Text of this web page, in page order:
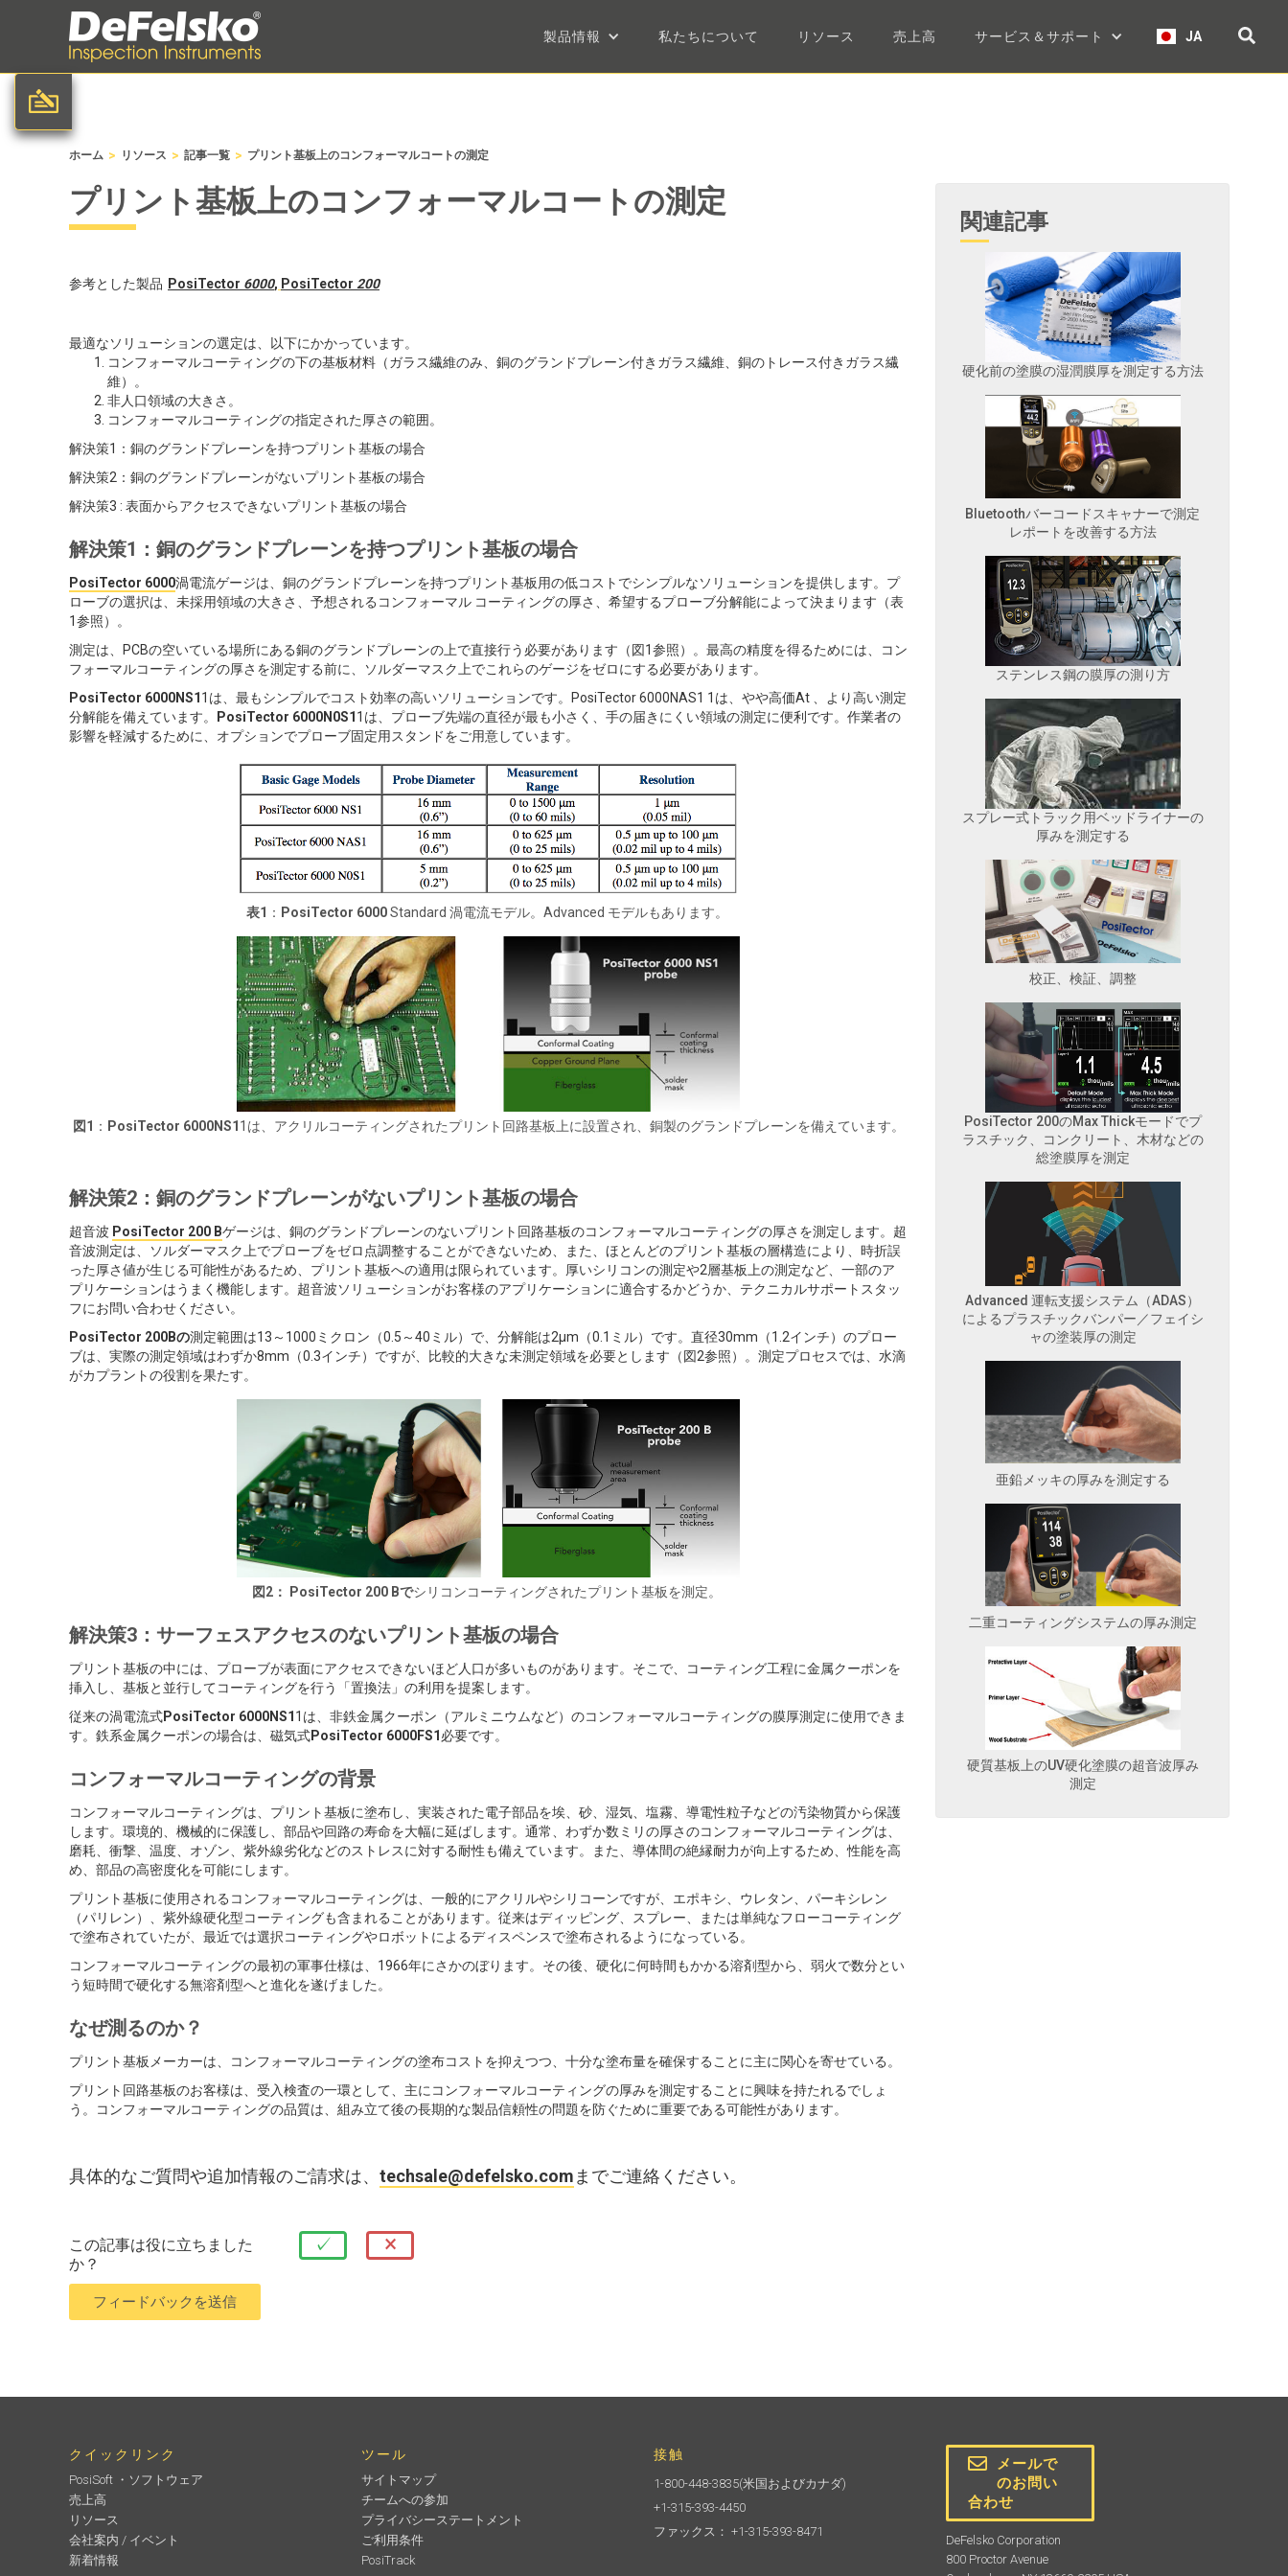
製品情報 私たちについて リソース 売上高 サービス＆サポート JA
ホーム > リソース > 記事一覧 > プリント基板上のコンフォーマルコートの測定
プリント基板上のコンフォーマルコートの測定
参考とした製品 PosiTector 6000, PosiTector 200
最適なソリューションの選定は、以下にかかっています。
コンフォーマルコーティングの下の基板材料（ガラス繊維のみ、銅のグランドプレーン付きガラス繊維、銅のトレース付きガラス繊
維）。
非人口領域の大きさ。
コンフォーマルコーティングの指定された厚さの範囲。
解決策1：銅のグランドプレーンを持つプリント基板の場合
解決策2：銅のグランドプレーンがないプリント基板の場合
解決策3 : 表面からアクセスできないプリント基板の場合
解決策1：銅のグランドプレーンを持つプリント基板の場合
PosiTector 6000渦電流ゲージは、銅のグランドプレーンを持つプリント基板用の低コストでシンプルなソリューションを提供します。プ
ローブの選択は、未採用領域の大きさ、予想されるコンフォーマル コーティングの厚さ、希望するプローブ分解能によって決まります（表
1参照）。
測定は、PCBの空いている場所にある銅のグランドプレーンの上で直接行う必要があります（図1参照）。最高の精度を得るためには、コン
フォーマルコーティングの厚さを測定する前に、ソルダーマスク上でこれらのゲージをゼロにする必要があります。
PosiTector 6000NS1 1は、最もシンプルでコスト効率の高いソリューションです。PosiTector 6000NAS1 1は、やや高価At 、より高い測定
分解能を備えています。
PosiTector 6000N0S1 1は、プローブ先端の直径が最も小さく、手の届きにくい領域の測定に便利です。作業者の
影響を軽減するために、オプションでプローブ固定用スタンドをご用意しています。
表1 ： PosiTector 6000Standard 渦電流モデル。Advanced モデルもあります。
図1 ： PosiTector 6000NS1 1は、アクリルコーティングされたプリント回路基板上に設置され、銅製のグランドプレーンを備えています。
解決策2：銅のグランドプレーンがないプリント基板の場合
超音波 PosiTector 200 Bゲージは、銅のグランドプレーンのないプリント回路基板のコンフォーマルコーティングの厚さを測定します。超
音波測定は、ソルダーマスク上でプローブをゼロ点調整することができないため、また、ほとんどのプリント基板の層構造により、時折誤
った厚さ値が生じる可能性があるため、プリント基板への適用は限られています。厚いシリコンの測定や2層基板上の測定など、一部のア
プリケーションはうまく機能します。超音波ソリューションがお客様のアプリケーションに適合するかどうか、テクニカルサポートスタッ
フにお問い合わせください。
PosiTector 200Bの測定範囲は13～1000ミクロン（0.5～40ミル）で、分解能は2μm（0.1ミル）です。直径30mm（1.2インチ）のプロー
ブは、実際の測定領域はわずか8mm（0.3インチ）ですが、比較的大きな未測定領域を必要とします（図2参照）。測定プロセスでは、水滴
がカプラントの役割を果たす。
図2： PosiTector 200 Bでシリコンコーティングされたプリント基板を測定。
解決策3：サーフェスアクセスのないプリント基板の場合
プリント基板の中には、プローブが表面にアクセスできないほど人口が多いものがあります。そこで、コーティング工程に金属クーポンを
挿入し、基板と並行してコーティングを行う「置換法」の利用を提案します。
従来の渦電流式PosiTector 6000NS1 1は、非鉄金属クーポン（アルミニウムなど）のコンフォーマルコーティングの膜厚測定に使用できま
す。鉄系金属クーポンの場合は、磁気式PosiTector 6000FS1 必要です。
コンフォーマルコーティングの背景
コンフォーマルコーティングは、プリント基板に塗布し、実装された電子部品を埃、砂、湿気、塩霧、導電性粒子などの汚染物質から保護
します。環境的、機械的に保護し、部品や回路の寿命を大幅に延ばします。通常、わずか数ミリの厚さのコンフォーマルコーティングは、
磨耗、衝撃、温度、オゾン、紫外線劣化などのストレスに対する耐性も備えています。また、導体間の絶縁耐力が向上するため、性能を高
め、部品の高密度化を可能にします。
プリント基板に使用されるコンフォーマルコーティングは、一般的にアクリルやシリコーンですが、エポキシ、ウレタン、パーキシレン
（パリレン）、紫外線硬化型コーティングも含まれることがあります。従来はディッピング、スプレー、または単純なフローコーティング
で塗布されていたが、最近では選択コーティングやロボットによるディスペンスで塗布されるようになっている。
コンフォーマルコーティングの最初の軍事仕様は、1966年にさかのぼります。その後、硬化に何時間もかかる溶剤型から、弱火で数分とい
う短時間で硬化する無溶剤型へと進化を遂げました。
なぜ測るのか？
プリント基板メーカーは、コンフォーマルコーティングの塗布コストを抑えつつ、十分な塗布量を確保することに主に関心を寄せている。
プリント回路基板のお客様は、受入検査の一環として、主にコンフォーマルコーティングの厚みを測定することに興味を持たれるでしょ
う。コンフォーマルコーティングの品質は、組み立て後の長期的な製品信頼性の問題を防ぐために重要である可能性があります。
具体的なご質問や追加情報のご請求は、 techsale@defelsko.com までご連絡ください。
この記事は役に立ちました
か？
✓ ×
関連記事
硬化前の塗膜の湿潤膜厚を測定する方法
Bluetoothバーコードスキャナーで測定
レポートを改善する方法
ステンレス鋼の膜厚の測り方
スプレー式トラック用ベッドライナーの
厚みを測定する
校正、検証、調整
PosiTector 200のMax Thickモードでプ
ラスチック、コンクリート、木材などの
総塗膜厚を測定
Advanced 運転支援システム（ADAS）
によるプラスチックバンパー／フェイシ
ャの塗装厚の測定
亜鉛メッキの厚みを測定する
二重コーティングシステムの厚み測定
硬質基板上のUV硬化塗膜の超音波厚み
測定
クイックリンク
PosiSoft ・ソフトウェア
売上高
リソース
会社案内 / イベント
新着情報
ツール
サイトマップ
チームへの参加
プライバシーステートメント
ご利用条件
PosiTrack
接触
1-800-448-3835(米国およびカナダ)
+1-315-393-4450
ファックス： +1-315-393-8471
メールで
のお問い
合わせ
DeFelsko Corporation
800 Proctor Avenue